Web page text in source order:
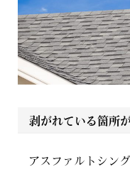
剥がれている箇所
アスファルトシン